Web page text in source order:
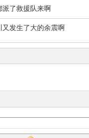
派了救援队来啊
又发生了大的余震啊